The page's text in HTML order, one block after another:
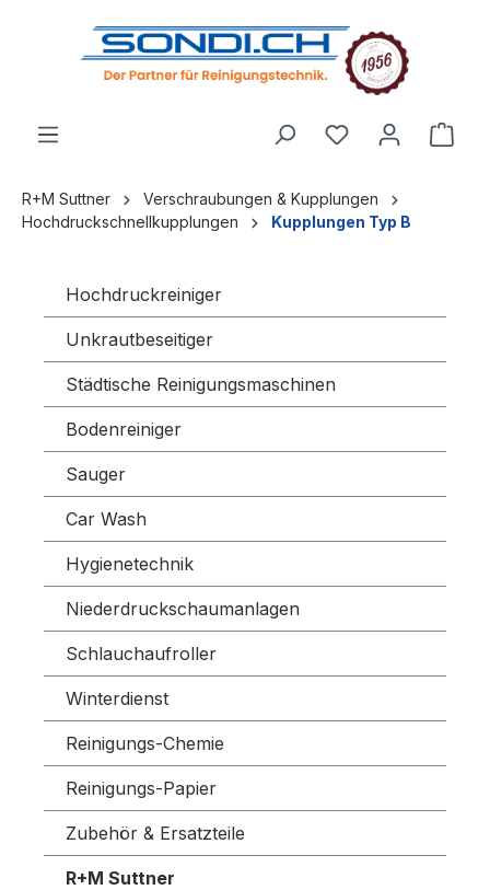
springen
R+M Suttner
Verschraubungen & Kupplungen
Hochdruckschnellkupplungen
Kupplungen Typ B
Hochdruckreiniger
Unkrautbeseitiger
Städtische Reinigungsmaschinen
Bodenreiniger
Sauger
Car Wash
Hygienetechnik
Niederdruckschaumanlagen
Schlauchaufroller
Winterdienst
Reinigungs-Chemie
Reinigungs-Papier
Zubehör & Ersatzteile
R+M Suttner